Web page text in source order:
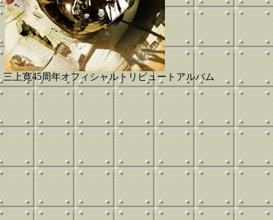
上寛45周年オフィシャルトリビュートアルバム